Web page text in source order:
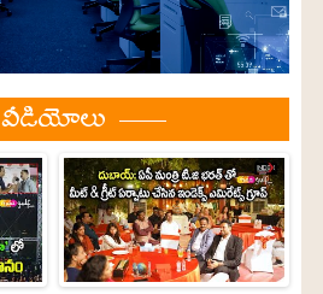
వీడియోలు